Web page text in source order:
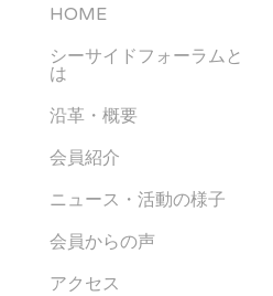
HOME
シーサイドフォーラムと
は
沿革・概要
会員紹介
ニュース・活動の様子
会員からの声
アクセス